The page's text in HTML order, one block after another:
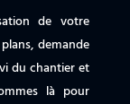
de votre
demande
du chantier et
là pour